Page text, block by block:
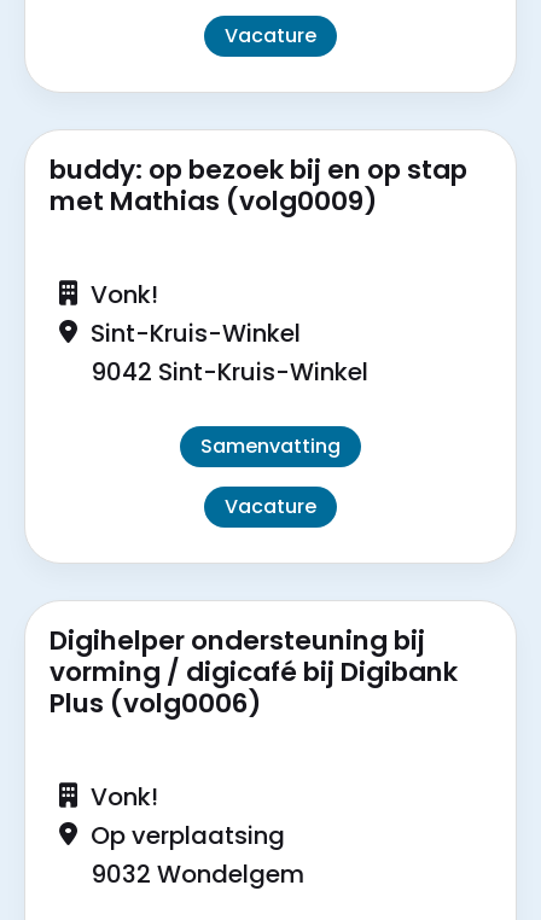
Vacature
buddy: op bezoek bij en op stap
met Mathias (volg0009)
Vonk!
Sint-Kruis-Winkel
9042 Sint-Kruis-Winkel
Samenvatting
Vacature
Digihelper ondersteuning bij
vorming / digicafé bij Digibank
Plus (volg0006)
Vonk!
Op verplaatsing
9032 Wondelgem